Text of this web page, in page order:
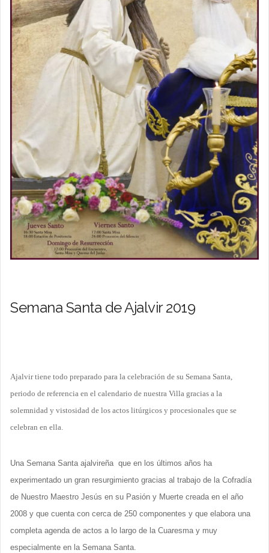
Semana Santa de Ajalvir 2019
Ajalvir tiene todo preparado para la celebración de su Semana Santa,
periodo de referencia en el calendario de nuestra Villa gracias a la
solemnidad y vistosidad de los actos litúrgicos y procesionales que se
celebran en ella.
Una Semana Santa ajalvireña que en los últimos años ha
experimentado un gran resurgimiento gracias al trabajo de la Cofradía
de Nuestro Maestro Jesús en su Pasión y Muerte creada en el año
2008 y que cuenta con cerca de 250 componentes y que elabora una
completa agenda de actos a lo largo de la Cuaresma y muy
especialmente en la Semana Santa.